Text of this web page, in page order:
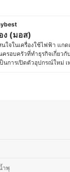
ง (มอส)
ใจในเครื่องใช้ไฟฟ้า แก
ครอบครัวที่ทำธุรกิจเกี่ย
ป็นการเปิดตัวอุปกรณ์ใหม่
ำพุ